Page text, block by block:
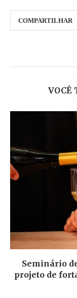
COMPARTILHAR
VOCÊ
Seminário
projeto de